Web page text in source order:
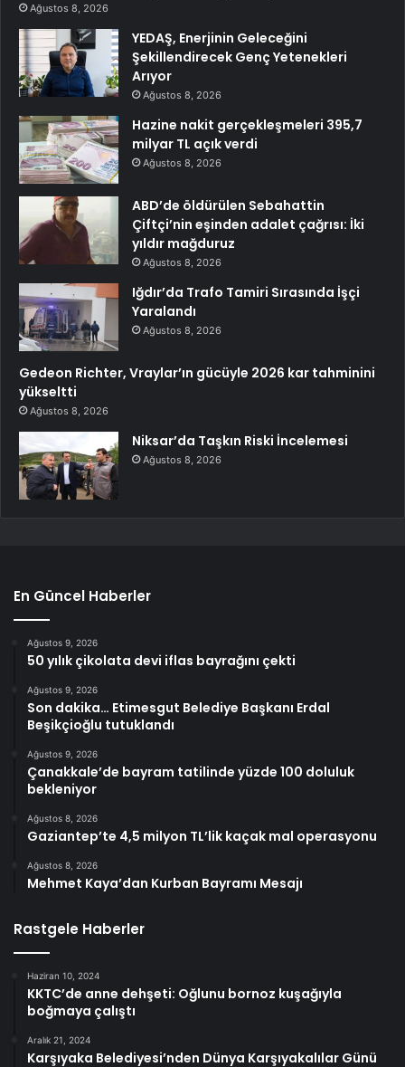
Ağustos 8, 2026
YEDAŞ, Enerjinin Geleceğini
Şekillendirecek Genç Yetenekleri
Arıyor
Ağustos 8, 2026
Hazine nakit gerçekleşmeleri 395,7
milyar TL açık verdi
Ağustos 8, 2026
ABD’de öldürülen Sebahattin
Çiftçi’nin eşinden adalet çağrısı: İki
yıldır mağduruz
Ağustos 8, 2026
Iğdır’da Trafo Tamiri Sırasında İşçi
Yaralandı
Ağustos 8, 2026
Gedeon Richter, Vraylar’ın gücüyle 2026 kar tahminini
yükseltti
Ağustos 8, 2026
Niksar’da Taşkın Riski İncelemesi
Ağustos 8, 2026
En Güncel Haberler
Ağustos 9, 2026
50 yılık çikolata devi iflas bayrağını çekti
Ağustos 9, 2026
Son dakika… Etimesgut Belediye Başkanı Erdal
Beşikçioğlu tutuklandı
Ağustos 9, 2026
Çanakkale’de bayram tatilinde yüzde 100 doluluk
bekleniyor
Ağustos 8, 2026
Gaziantep’te 4,5 milyon TL’lik kaçak mal operasyonu
Ağustos 8, 2026
Mehmet Kaya’dan Kurban Bayramı Mesajı
Rastgele Haberler
Haziran 10, 2024
KKTC’de anne dehşeti: Oğlunu bornoz kuşağıyla
boğmaya çalıştı
Aralık 21, 2024
Karşıyaka Belediyesi’nden Dünya Karşıyakalılar Günü